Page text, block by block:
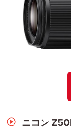
ニコン